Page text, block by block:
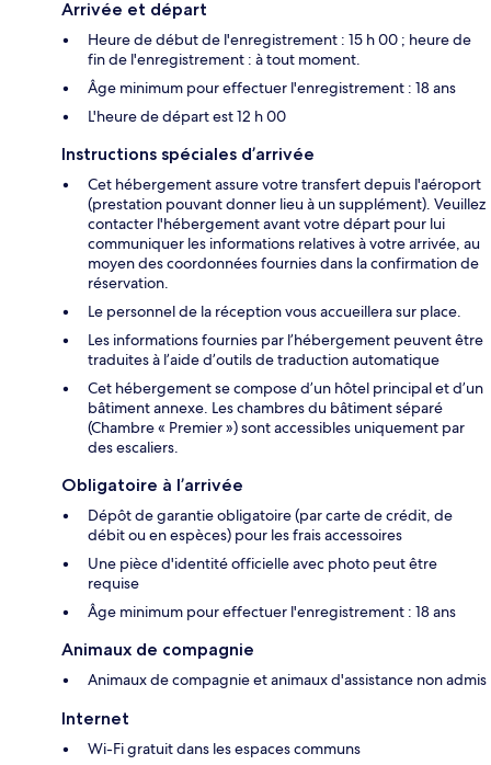
Arrivée et départ
Heure de début de l'enregistrement : 15 h 00 ; heure de
fin de l'enregistrement : à tout moment.
Âge minimum pour effectuer l'enregistrement : 18 ans
L'heure de départ est 12 h 00
Instructions spéciales d’arrivée
Cet hébergement assure votre transfert depuis l'aéroport
(prestation pouvant donner lieu à un supplément). Veuillez
contacter l'hébergement avant votre départ pour lui
communiquer les informations relatives à votre arrivée, au
moyen des coordonnées fournies dans la confirmation de
réservation.
Le personnel de la réception vous accueillera sur place.
Les informations fournies par l’hébergement peuvent être
traduites à l’aide d’outils de traduction automatique
Cet hébergement se compose d’un hôtel principal et d’un
bâtiment annexe. Les chambres du bâtiment séparé
(Chambre « Premier ») sont accessibles uniquement par
des escaliers.
Obligatoire à l’arrivée
Dépôt de garantie obligatoire (par carte de crédit, de
débit ou en espèces) pour les frais accessoires
Une pièce d'identité officielle avec photo peut être
requise
Âge minimum pour effectuer l'enregistrement : 18 ans
Animaux de compagnie
Animaux de compagnie et animaux d'assistance non admis
Internet
Wi-Fi gratuit dans les espaces communs